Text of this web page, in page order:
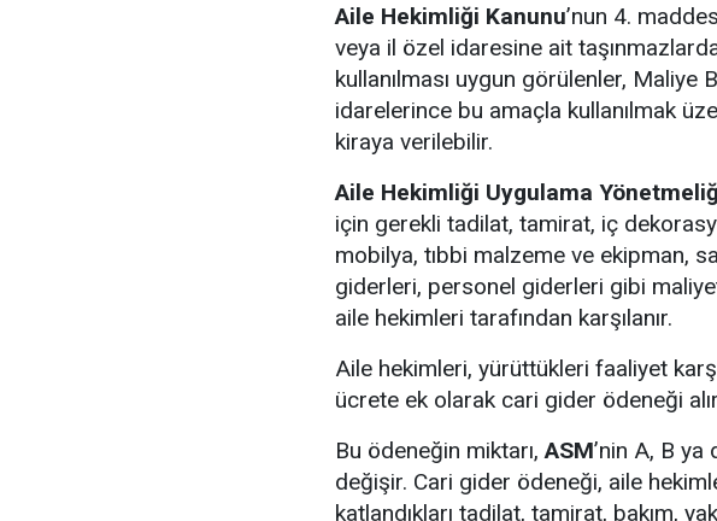
Aile Hekimliği Kanunu’nun 4.
veya il özel idaresine ait
kullanılması uygun görülenler, Maliye
idarelerince bu amaçla kullanılmak
kiraya verilebilir.
Aile Hekimliği Uygulama
için gerekli tadilat, tamirat, iç
mobilya, tıbbi malzeme ve ekipman,
giderleri, personel giderleri gibi
aile hekimleri tarafından karşılanır.
Aile hekimleri, yürüttükleri faaliyet
ücrete ek olarak cari gider ödeneği
Bu ödeneğin miktarı,ASM’nin A, B ya
değişir. Cari gider ödeneği, aile
katlandıkları tadilat, tamirat, bakım,